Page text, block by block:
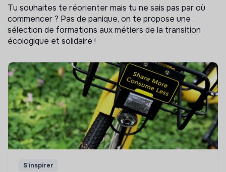
Tu souhaites te réorienter mais tu ne sais pas par où
commencer ? Pas de panique, on te propose une
sélection de formations aux métiers de la transition
écologique et solidaire !
S'inspirer